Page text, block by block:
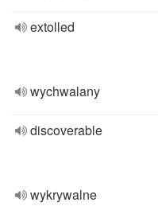
extolled
wychwalany
discoverable
wykrywalne